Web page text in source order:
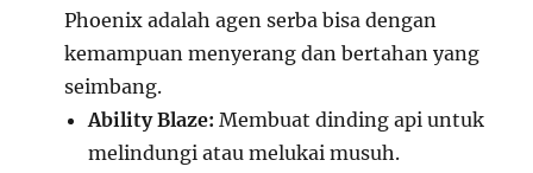
Phoenix adalah agen serba bisa dengan
kemampuan menyerang dan bertahan yang
seimbang.
Ability Blaze: Membuat dinding api untuk
melindungi atau melukai musuh.